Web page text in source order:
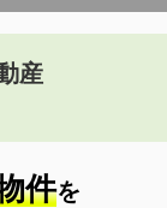
産
件を